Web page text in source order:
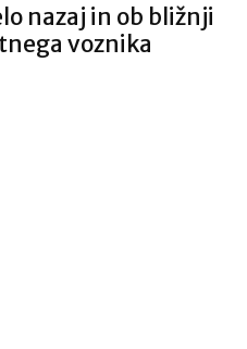
nazaj in ob bližnji
voznika